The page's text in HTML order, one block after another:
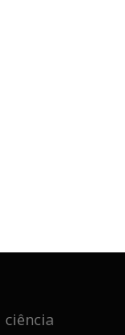
ciência